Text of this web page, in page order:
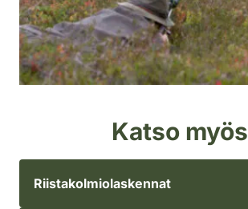
Katso myös
Riistakolmiolaskennat